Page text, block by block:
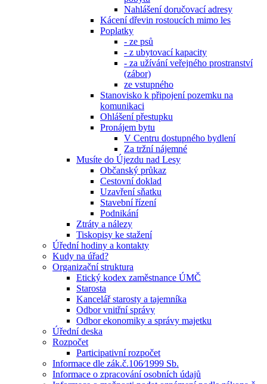
Nahlášení doručovací adresy
Kácení dřevin rostoucích mimo les
Poplatky
- ze psů
- z ubytovací kapacity
- za užívání veřejného prostranství
(zábor)
ze vstupného
Stanovisko k připojení pozemku na
komunikaci
Ohlášení přestupku
Pronájem bytu
V Centru dostupného bydlení
Za tržní nájemné
Musíte do Újezdu nad Lesy
Občanský průkaz
Cestovní doklad
Uzavření sňatku
Stavební řízení
Podnikání
Ztráty a nálezy
Tiskopisy ke stažení
Úřední hodiny a kontakty
Kudy na úřad?
Organizační struktura
Etický kodex zaměstnance ÚMČ
Starosta
Kancelář starosty a tajemníka
Odbor vnitřní správy
Odbor ekonomiky a správy majetku
Úřední deska
Rozpočet
Participativní rozpočet
Informace dle zák.č.106⁄1999 Sb.
Informace o zpracování osobních údajů